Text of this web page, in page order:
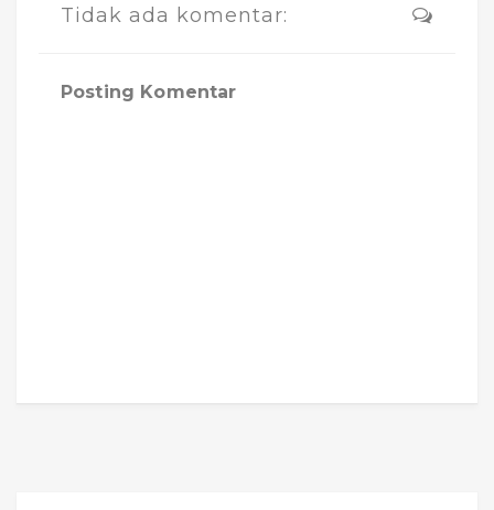
Tidak ada komentar:
Posting Komentar